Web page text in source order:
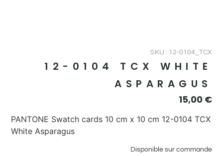
SKU : 12-0104_TCX
12-0104 TCX WHITE
ASPARAGUS
15,00 €
PANTONE Swatch cards 10 cm x 10 cm 12-0104 TCX
White Asparagus
Disponible sur commande